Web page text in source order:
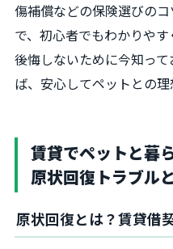
傷補償などの保険選びの
で、初心者でもわかりやす
後悔しないために今知っ
ば、安心してペットとの
賃貸でペットと暮
原状回復トラブル
原状回復とは？賃貸借